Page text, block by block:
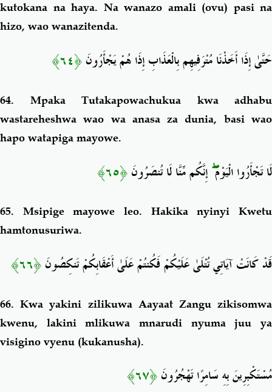
kutokana na haya. Na wanazo amali (ovu) pasi na
hizo, wao wanazitenda.
حَتَّىٰ إِذَا أَخَذْنَا مُتْرَفِيهِم بِالْعَذَابِ إِذَا هُمْ يَجْأَرُونَ﴿٦٤﴾
64. Mpaka Tutakapowachukua kwa adhabu
wastareheshwa wao wa anasa za dunia, basi wao
hapo watapiga mayowe.
لَا تَجْأَرُوا الْيَوْمَۖإِنَّكُم مِّنَّا لَا تُنصَرُونَ﴿٦٥﴾
65. Msipige mayowe leo. Hakika nyinyi Kwetu
hamtonusuriwa.
قَدْ كَانَتْ آيَاتِي تُتْلَىٰ عَلَيْكُمْ فَكُنتُمْ عَلَىٰ أَعْقَابِكُمْ تَنكِصُونَ﴿٦٦﴾
66.Kwa yakini zilikuwa Aayaat Zangu zikisomwa
kwenu, lakini mlikuwa mnarudi nyuma juu ya
visigino vyenu (kukanusha).
مُسْتَكْبِرِينَ بِهِ سَامِرًا تَهْجُرُونَ﴿٦٧﴾